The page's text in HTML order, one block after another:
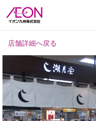
店舗詳細へ戻る